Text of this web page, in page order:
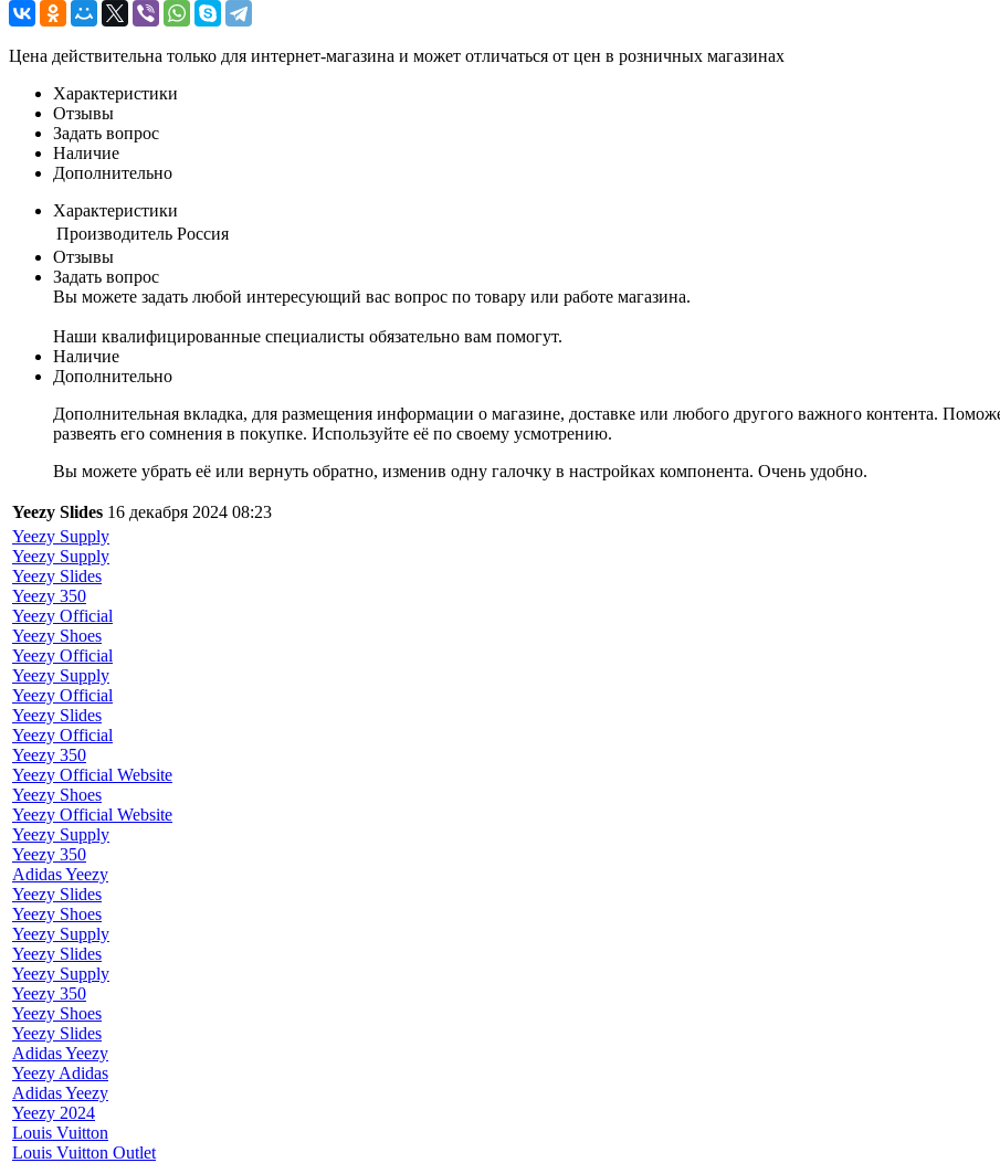
Цена действительна только для интернет-магазина и может отличаться от цен в розничных магазинах
Характеристики
Отзывы
Задать вопрос
Наличие
Дополнительно
Характеристики
Производитель Россия
Отзывы
Задать вопрос
Вы можете задать любой интересующий вас вопрос по товару или работе магазина.
Наши квалифицированные специалисты обязательно вам помогут.
Наличие
Дополнительно
Дополнительная вкладка, для размещения информации о магазине, доставке или любого другого важного контента.
развеять его сомнения в покупке. Используйте её по своему усмотрению.
Вы можете убрать её или вернуть обратно, изменив одну галочку в настройках компонента. Очень удобно.
Yeezy Slides 16 декабря 2024 08:23
Yeezy Supply
Yeezy Supply
Yeezy Slides
Yeezy 350
Yeezy Official
Yeezy Shoes
Yeezy Official
Yeezy Supply
Yeezy Official
Yeezy Slides
Yeezy Official
Yeezy 350
Yeezy Official Website
Yeezy Shoes
Yeezy Official Website
Yeezy Supply
Yeezy 350
Adidas Yeezy
Yeezy Slides
Yeezy Shoes
Yeezy Supply
Yeezy Slides
Yeezy Supply
Yeezy 350
Yeezy Shoes
Yeezy Slides
Adidas Yeezy
Yeezy Adidas
Adidas Yeezy
Yeezy 2024
Louis Vuitton
Louis Vuitton Outlet